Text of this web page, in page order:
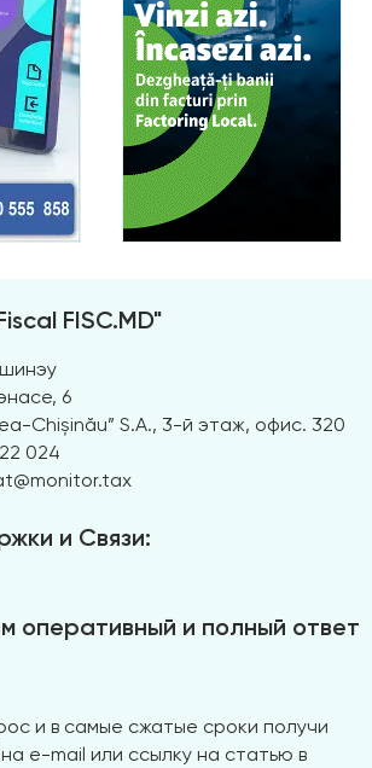
FISC.MD"
6
Chișinău” S.A., 3-й этаж, офис. 320
024
и Связи:
оперативный и полный ответ
и в самые сжатые сроки получи
e-mail или ссылку на статью в